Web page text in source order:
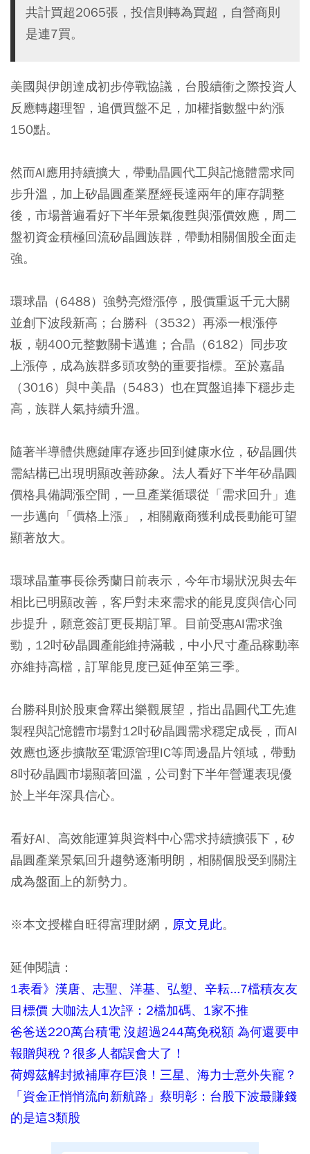
共計買超2065張，投信則轉為買超，自營商則
是連7買。
美國與伊朗達成初步停戰協議，台股續衝之際投資人
反應轉趨理智，追價買盤不足，加權指數盤中約漲
150點。
然而AI應用持續擴大，帶動晶圓代工與記憶體需求同
步升溫，加上矽晶圓產業歷經長達兩年的庫存調整
後，市場普遍看好下半年景氣復甦與漲價效應，周二
盤初資金積極回流矽晶圓族群，帶動相關個股全面走
強。
環球晶（6488）強勢亮燈漲停，股價重返千元大關
並創下波段新高；台勝科（3532）再添一根漲停
板，朝400元整數關卡邁進；合晶（6182）同步攻
上漲停，成為族群多頭攻勢的重要指標。至於嘉晶
（3016）與中美晶（5483）也在買盤追捧下穩步走
高，族群人氣持續升溫。
隨著半導體供應鏈庫存逐步回到健康水位，矽晶圓供
需結構已出現明顯改善跡象。法人看好下半年矽晶圓
價格具備調漲空間，一旦產業循環從「需求回升」進
一步邁向「價格上漲」，相關廠商獲利成長動能可望
顯著放大。
環球晶董事長徐秀蘭日前表示，今年市場狀況與去年
相比已明顯改善，客戶對未來需求的能見度與信心同
步提升，願意簽訂更長期訂單。目前受惠AI需求強
勁，12吋矽晶圓產能維持滿載，中小尺寸產品稼動率
亦維持高檔，訂單能見度已延伸至第三季。
台勝科則於股東會釋出樂觀展望，指出晶圓代工先進
製程與記憶體市場對12吋矽晶圓需求穩定成長，而AI
效應也逐步擴散至電源管理IC等周邊晶片領域，帶動
8吋矽晶圓市場顯著回溫，公司對下半年營運表現優
於上半年深具信心。
看好AI、高效能運算與資料中心需求持續擴張下，矽
晶圓產業景氣回升趨勢逐漸明朗，相關個股受到關注
成為盤面上的新勢力。
※本文授權自旺得富理財網， 原文見此。
延伸閱讀：
1表看》漢唐、志聖、洋基、弘塑、辛耘...7檔積友友
目標價 大咖法人1次評：2檔加碼、1家不推
爸爸送220萬台積電 沒超過244萬免税額 為何還要申
報贈與稅？很多人都誤會大了！
荷姆茲解封掀補庫存巨浪！三星、海力士意外失寵？
「資金正悄悄流向新航路」蔡明彰：台股下波最賺錢
的是這3類股